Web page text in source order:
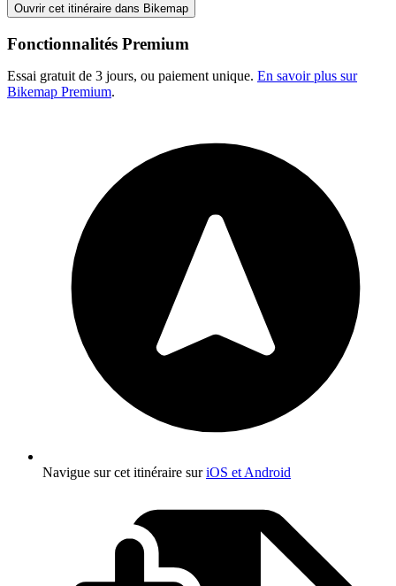
Ouvrir cet itinéraire dans Bikemap
Fonctionnalités Premium
Essai gratuit de 3 jours, ou paiement unique. En savoir plus sur
Bikemap Premium.
Navigue sur cet itinéraire suriOS et Android